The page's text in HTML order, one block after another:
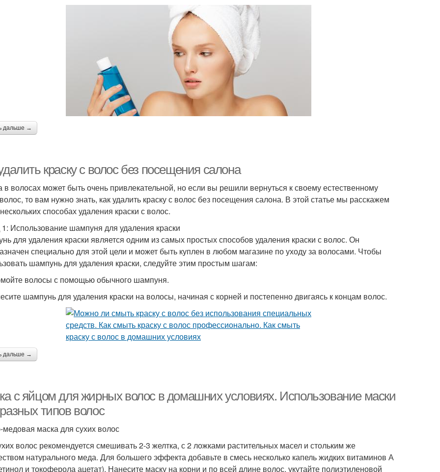
дальше →
краску с волос без посещения салона
в волосах может быть очень привлекательной, но если вы решили вернуться к своему естественному
то вам нужно знать, как удалить краску с волос без посещения салона. В этой статье мы расскажем
способах удаления краски с волос.
Использование шампуня для удаления краски
для удаления краски является одним из самых простых способов удаления краски с волос. Он
специально для этой цели и может быть куплен в любом магазине по уходу за волосами. Чтобы
шампунь для удаления краски, следуйте этим простым шагам:
волосы с помощью обычного шампуня.
шампунь для удаления краски на волосы, начиная с корней и постепенно двигаясь к концам волос.
дальше →
с яйцом для жирных волос в домашних условиях. Использование маски
типов волос
маска для сухих волос
волос рекомендуется смешивать 2-3 желтка, с 2 ложками растительных масел и стольким же
натурального меда. Для большего эффекта добавьте в смесь несколько капель жидких витаминов А
и токоферола ацетат). Нанесите маску на корни и по всей длине волос, укутайте полиэтиленовой